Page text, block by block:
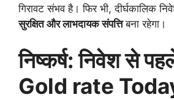
गिरावट संभव है। फिर भी, दीर्घकालिक
सुरक्षित और लाभदायक संपत्तिबना रहेगा।
निष्कर्ष: निवेश से
Gold rate